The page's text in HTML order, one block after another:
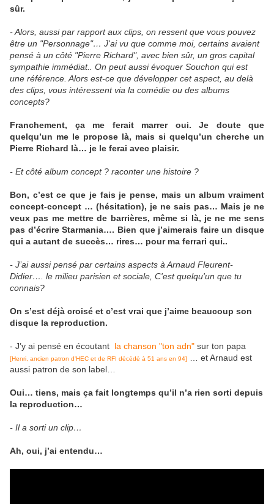
sûr.
- Alors, aussi par rapport aux clips, on ressent que vous pouvez
être un "Personnage"… J'ai vu que comme moi, certains avaient
pensé à un côté "Pierre Richard", avec bien sûr, un gros capital
sympathie immédiat.. On peut aussi évoquer Souchon qui est
une référence. Alors est-ce que développer cet aspect, au delà
des clips, vous intéressent via la comédie ou des albums
concepts?
Franchement, ça me ferait marrer oui. Je doute que
quelqu’un me le propose là, mais si quelqu’un cherche un
Pierre Richard là… je le ferai avec plaisir.
- Et côté album concept ? raconter une histoire ?
Bon, c’est ce que je fais je pense, mais un album vraiment
concept-concept … (hésitation), je ne sais pas… Mais je ne
veux pas me mettre de barrières, même si là, je ne me sens
pas d’écrire Starmania…. Bien que j’aimerais faire un disque
qui a autant de succès… rires… pour ma ferrari qui..
- J’ai aussi pensé par certains aspects à Arnaud Fleurent-
Didier…. le milieu parisien et sociale, C'est quelqu'un que tu
connais?
On s’est déjà croisé et c’est vrai que j’aime beaucoup son
disque la reproduction.
- J’y ai pensé en écoutant la chanson "ton adn" sur ton papa
[Henri, ancien patron d'HEC et de RFI décédé à 51 ans en 94]
… et Arnaud est
aussi patron de son label…
Oui… tiens, mais ça fait longtemps qu’il n’a rien sorti depuis
la reproduction…
- Il a sorti un clip…
Ah, oui, j’ai entendu…